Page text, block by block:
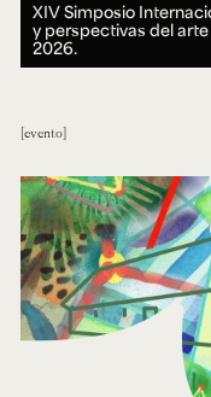
XIV Simposio
y perspectivas del
2026.
evento